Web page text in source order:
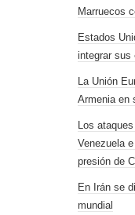
Marruecos
Estados
integrar sus
La Unión
Armenia en
Los
Venezuela
presión de
En Irán se
mundial